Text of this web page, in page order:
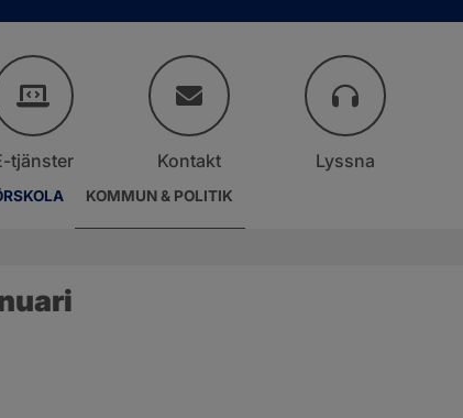
KOMMUN & POLITIK
tjänster Kontakt Lyssna